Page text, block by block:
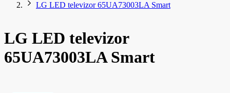
LG LED televizor 65UA73003LA Smart
LG LED televizor
65UA73003LA Smart